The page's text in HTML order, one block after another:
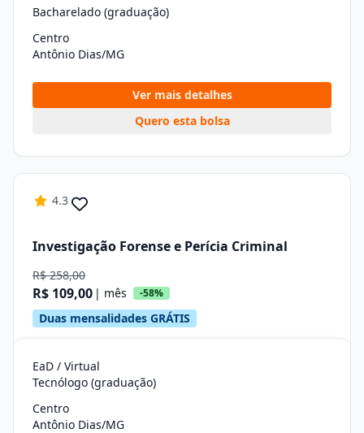
Bacharelado (graduação)
Centro
Antônio Dias/MG
Ver mais detalhes
Quero esta bolsa
4.3
Investigação Forense e Perícia Criminal
R$ 258,00
R$ 109,00 | mês -58%
Duas mensalidades GRÁTIS
EaD / Virtual
Tecnólogo (graduação)
Centro
Antônio Dias/MG